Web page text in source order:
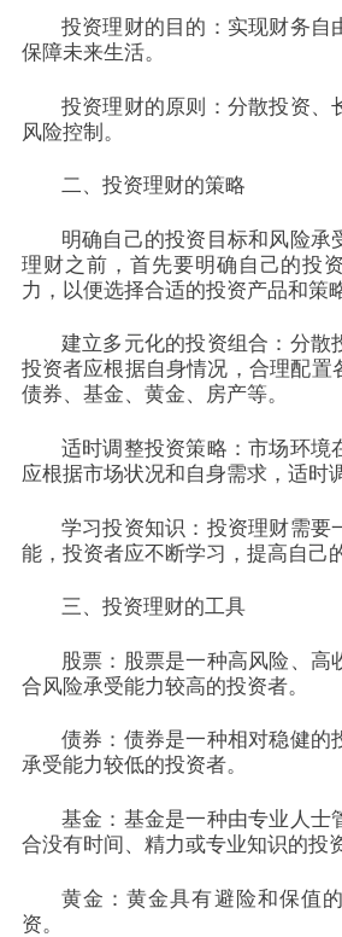
投资理财的目的：实现财务自
保障未来生活。
投资理财的原则：分散投资、
风险控制。
二、投资理财的策略
明确自己的投资目标和风险承
理财之前，首先要明确自己的投
力，以便选择合适的投资产品和策
建立多元化的投资组合：分散
投资者应根据自身情况，合理配置
债券、基金、黄金、房产等。
适时调整投资策略：市场环境
应根据市场状况和自身需求，适时
学习投资知识：投资理财需要
能，投资者应不断学习，提高自己
三、投资理财的工具
股票：股票是一种高风险、高
合风险承受能力较高的投资者。
债券：债券是一种相对稳健的
承受能力较低的投资者。
基金：基金是一种由专业人士
合没有时间、精力或专业知识的投
黄金：黄金具有避险和保值
资。